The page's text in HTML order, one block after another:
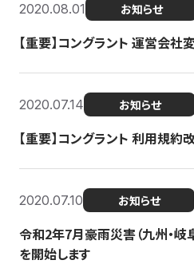
2020.08.01 お知らせ
【重要】コングラント 運営会社
2020.07.14 お知らせ
【重要】コングラント 利用規約
2020.07.10 お知らせ
令和2年7月豪雨災害（九州・岐
を開始します